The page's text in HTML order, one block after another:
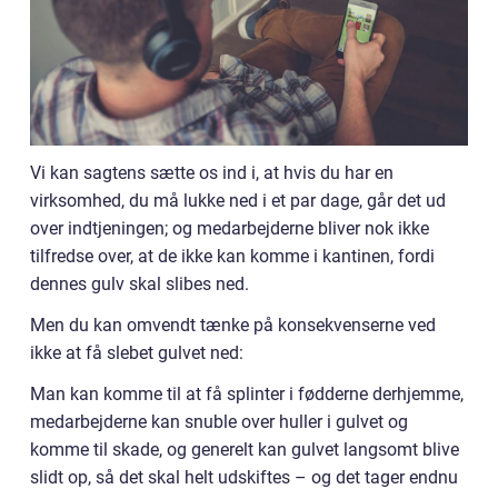
Vi kan sagtens sætte os ind i, at hvis du har en
virksomhed, du må lukke ned i et par dage, går det ud
over indtjeningen; og medarbejderne bliver nok ikke
tilfredse over, at de ikke kan komme i kantinen, fordi
dennes gulv skal slibes ned.
Men du kan omvendt tænke på konsekvenserne ved
ikke at få slebet gulvet ned:
Man kan komme til at få splinter i fødderne derhjemme,
medarbejderne kan snuble over huller i gulvet og
komme til skade, og generelt kan gulvet langsomt blive
slidt op, så det skal helt udskiftes – og det tager endnu